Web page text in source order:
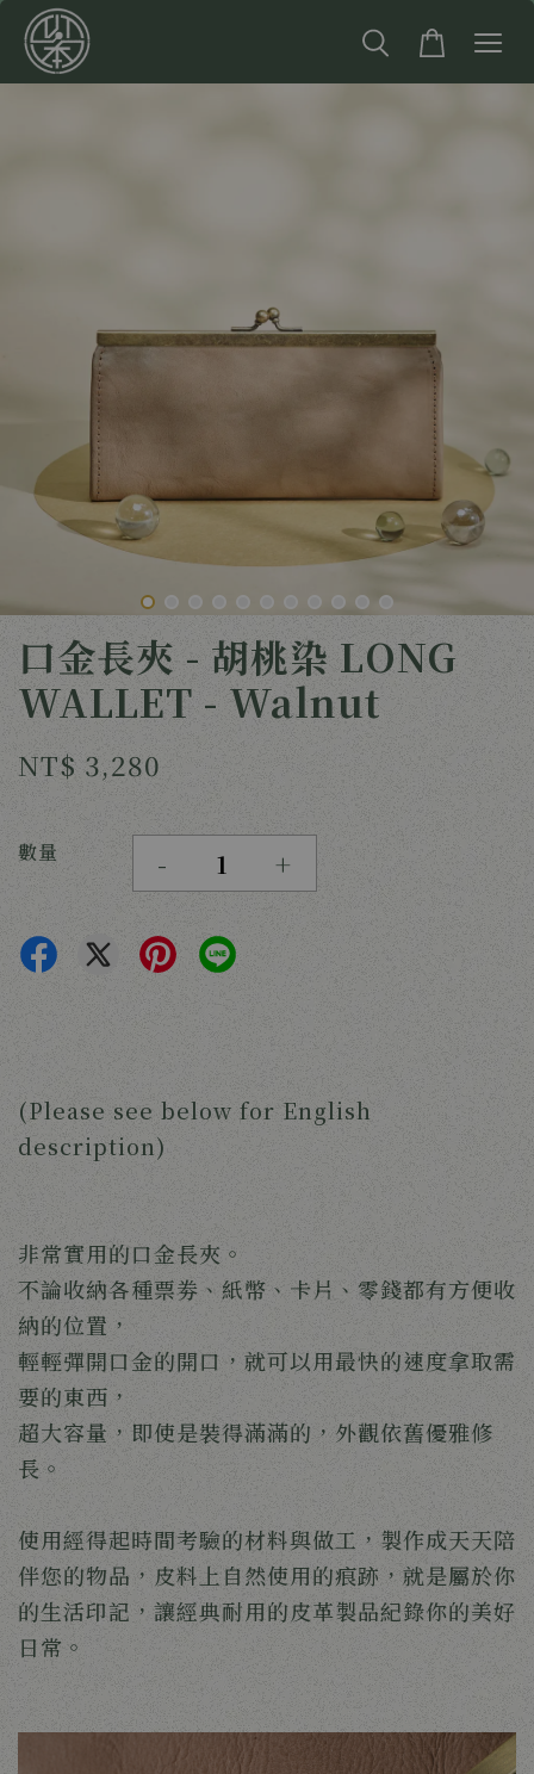
口金長夾 - 胡桃染 LONG
WALLET - Walnut
NT$ 3,280
數量 - +
(Please see below for English
description)
非常實用的口金長夾。
不論收納各種票劵、紙幣、卡片、零錢都有方便收
納的位置，
輕輕彈開口金的開口，就可以用最快的速度拿取需
要的東西，
超大容量，即使是裝得滿滿的，外觀依舊優雅修
長。
使用經得起時間考驗的材料與做工，製作成天天陪
伴您的物品，皮料上自然使用的痕跡，就是屬於你
的生活印記，讓經典耐用的皮革製品紀錄你的美好
日常。